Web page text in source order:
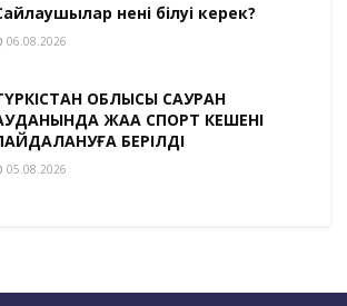
нені білуі керек?
06.08.2026
ОБЛЫСЫ САУРАН
ЖАҢА СПОРТ КЕШЕНІ
БЕРІЛДІ
05.08.2026